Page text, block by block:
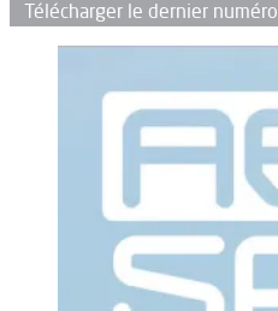
Télécharger le dernier numéro